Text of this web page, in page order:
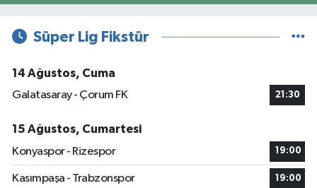
Süper Lig Fikstür
14 Ağustos, Cuma
Galatasaray - Çorum FK
21:30
15 Ağustos, Cumartesi
Konyaspor - Rizespor
19:00
Kasımpaşa - Trabzonspor 19:00